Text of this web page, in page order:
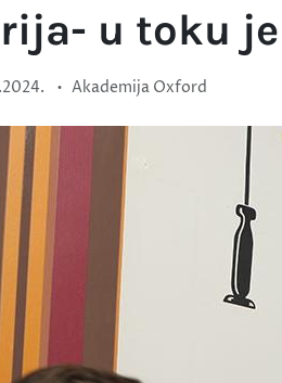
u toku
• Akademija Oxford